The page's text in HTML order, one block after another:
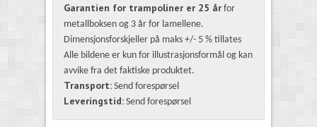
Garantien for trampoliner er 25 år for
metallboksen og 3 år for lamellene.
Dimensjonsforskjeller på maks +/- 5 % tillates
Alle bildene er kun for illustrasjonsformål og kan
avvike fra det faktiske produktet.
Transport: Send forespørsel
Leveringstid: Send forespørsel